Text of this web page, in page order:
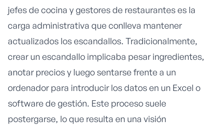
jefes de cocina y gestores de restaurantes es la
carga administrativa que conlleva mantener
actualizados los escandallos. Tradicionalmente,
crear un escandallo implicaba pesar ingredientes,
anotar precios y luego sentarse frente a un
ordenador para introducir los datos en un Excel o
software de gestión. Este proceso suele
postergarse, lo que resulta en una visión